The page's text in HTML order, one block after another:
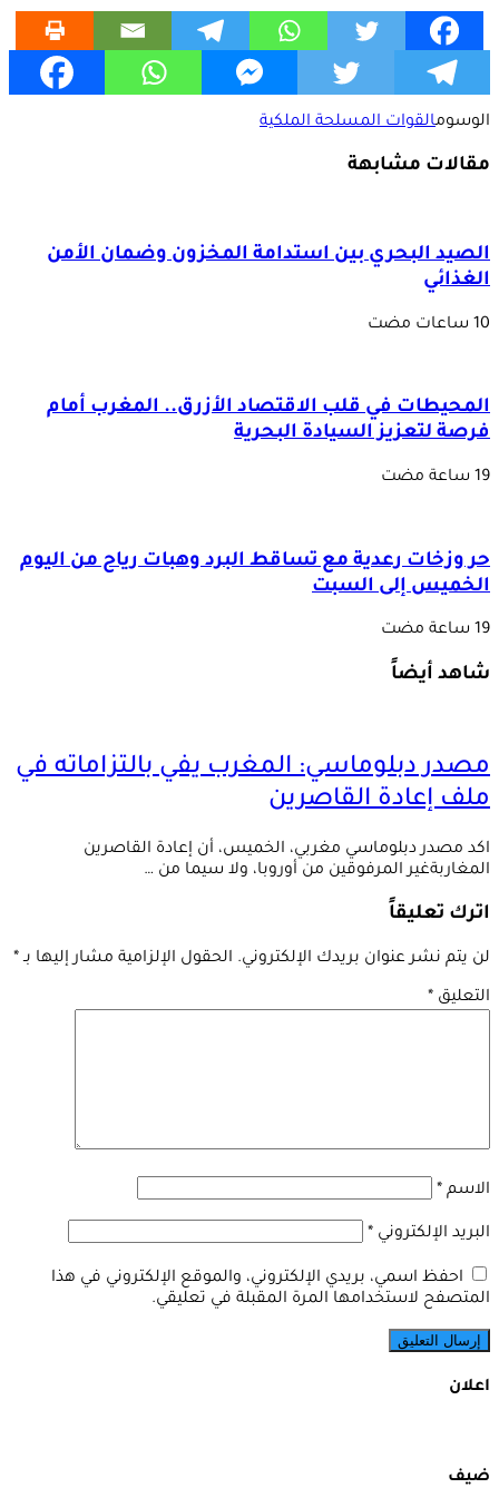
الوسومالقوات المسلحة الملكية
مقالات مشابهة
الصيد البحري بين استدامة المخزون وضمان الأمن
الغذائي
المحيطات في قلب الاقتصاد الأزرق.. المغرب أمام
فرصة لتعزيز السيادة البحرية
حر وزخات رعدية مع تساقط البرد وهبات رياح من اليوم
الخميس إلى السبت
شاهد أيضاً
مصدر دبلوماسي: المغرب يفي بالتزاماته في
ملف إعادة القاصرين
اكد مصدر دبلوماسي مغربي، الخميس، أن إعادة القاصرين
المغاربةغير المرفوقين من أوروبا، ولا سيما من …
اترك تعليقاً
لن يتم نشر عنوان بريدك الإلكتروني. الحقول الإلزامية مشار إليها بـ*
التعليق *
الاسم *
البريد الإلكتروني *
احفظ اسمي، بريدي الإلكتروني، والموقع الإلكتروني في هذا
المتصفح لاستخدامها المرة المقبلة في تعليقي.
اعلان
ضيف